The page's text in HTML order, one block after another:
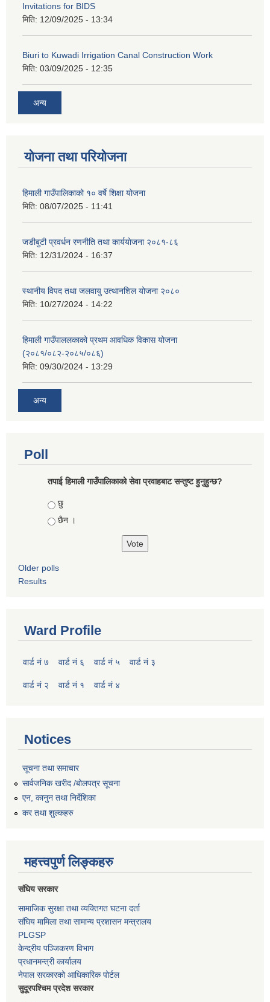
Invitations for BIDS
मिति: 12/09/2025 - 13:34
Biuri to Kuwadi Irrigation Canal Construction Work
मिति: 03/09/2025 - 12:35
अन्य
योजना तथा परियोजना
हिमाली गाउँपालिकाको १० वर्षे शिक्षा योजना
मिति: 08/07/2025 - 11:41
जडीबुटी प्रवर्धन रणनीति तथा कार्ययाेजना २०८१-८६
मिति: 12/31/2024 - 16:37
स्थानीय विपद तथा जलवायु उत्थानशिल योजना २०८०
मिति: 10/27/2024 - 14:22
हिमाली गाउँपाललकाको प्रथम आवधिक विकास योजना
(२०८१/०८२-२०८५/०८६)
मिति: 09/30/2024 - 13:29
अन्य
Poll
तपाई हिमाली गाउँपालिकाको सेवा प्रवाहबाट सन्तुष्ट हुनुहुन्छ?
Choices
छु
छैन ।
Older polls
Results
Ward Profile
वार्ड नं ७ वार्ड नं ६ वार्ड नं ५ वार्ड नं ३
वार्ड नं २ वार्ड नं १ वार्ड नं ४
Notices
सूचना तथा समाचार
सार्वजनिक खरीद /बोलपत्र सूचना
एन, कानुन तथा निर्देशिका
कर तथा शुल्कहरु
महत्त्वपुर्ण लिङ्कहरु
संघिय सरकार
सामाजिक सुरक्षा तथा व्यक्तिगत घटना दर्ता
संघिय मामिला तथा सामान्य प्रशासन मन्त्रालय
PLGSP
केन्द्रीय पञ्जिकरण विभाग
प्रधानमन्त्री कार्यालय
नेपाल सरकारको आधिकारिक पोर्टल
सुदूरपश्चिम प्रदेश सरकार